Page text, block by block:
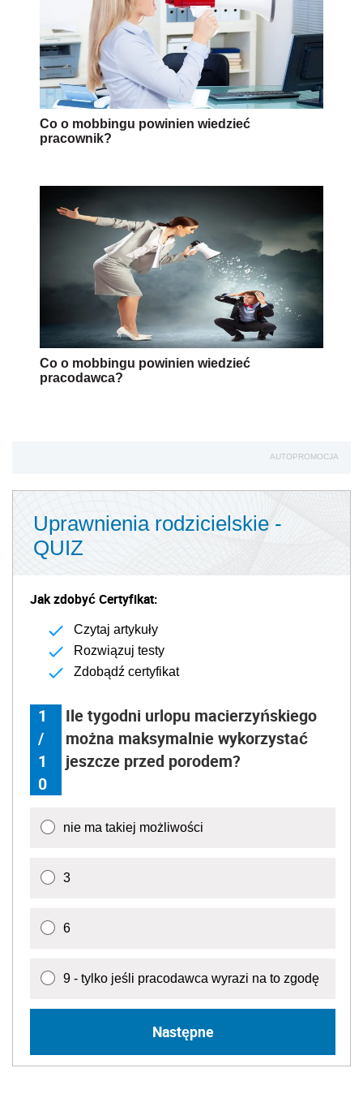
Co o mobbingu powinien wiedzieć
pracownik?
Co o mobbingu powinien wiedzieć
pracodawca?
AUTOPROMOCJA
Uprawnienia rodzicielskie -
QUIZ
Jak zdobyć Certyfikat:
Czytaj artykuły
Rozwiązuj testy
Zdobądź certyfikat
1
/
1
0
Ile tygodni urlopu macierzyńskiego
można maksymalnie wykorzystać
jeszcze przed porodem?
nie ma takiej możliwości
3
6
9 - tylko jeśli pracodawca wyrazi na to zgodę
Następne